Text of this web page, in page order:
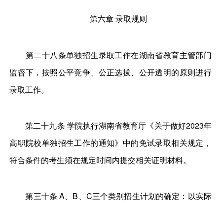
第六章 录取规则
第二十八条单独招生录取工作在湖南省教育主管部门
监督下，按照公平竞争、公正选拔、公开透明的原则进行
录取工作。
第二十九条 学院执行湖南省教育厅《关于做好2023年
高职院校单独招生工作的通知》中的免试录取相关规定，
符合条件的考生须在规定时间内提交相关证明材料。
第三十条 A、B、C三个类别招生计划的确定：以实际